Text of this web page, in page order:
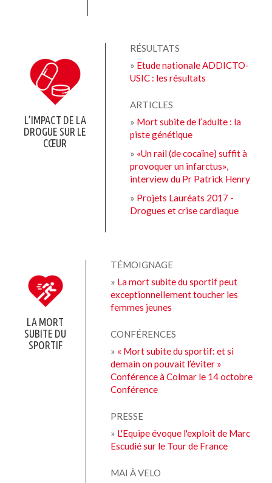
L’IMPACT DE LA
DROGUE SUR LE
CŒUR
RÉSULTATS
» Etude nationale ADDICTO-
USIC : les résultats
ARTICLES
» Mort subite de l’adulte : la
piste génétique
» «Un rail (de cocaïne) suffit à
provoquer un infarctus»,
interview du Pr Patrick Henry
» Projets Lauréats 2017 -
Drogues et crise cardiaque
LA MORT
SUBITE DU
SPORTIF
TÉMOIGNAGE
» La mort subite du sportif peut
exceptionnellement toucher les
femmes jeunes
CONFÉRENCES
» « Mort subite du sportif: et si
demain on pouvait l’éviter »
Conférence à Colmar le 14 octobre
Conférence
PRESSE
» L'Equipe évoque l'exploit de Marc
Escudié sur le Tour de France
MAI À VELO